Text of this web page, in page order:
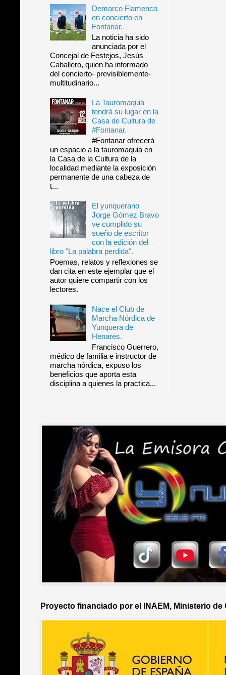
Demarco Flamenco
en concierto en
Fontanar.
La noticia ha sido
anunciada por el
Concejal de Festejos, Jesús
Caballero, quien ha informado
del concierto- previsiblemente-
multitudinario...
La Tauromaquia
tendrá su lugar en la
Casa de Cultura de
#Fontanar.
#Fontanar ofrecerá
un espacio a la tauromaquia en
la Casa de la Cultura de la
localidad mediante la exposición
permanente de una cabeza de
t...
El yunquerano
Jorge Gómez Bravo
ve cumplido su
sueño de escritor
con la edición del
libro "La palabra perdida".
Poemas, relatos y reflexiones se
dan cita en este ejemplar que el
autor quiere compartir con los
lectores.
Nace el Club de
Marcha Nórdica de
Yunquera de
Henares.
Francisco Guerrero,
médico de familia e instructor de
marcha nórdica, expuso los
beneficios que aporta esta
disciplina a quienes la practica...
Proyecto financiado por el INAEM, Ministerio de